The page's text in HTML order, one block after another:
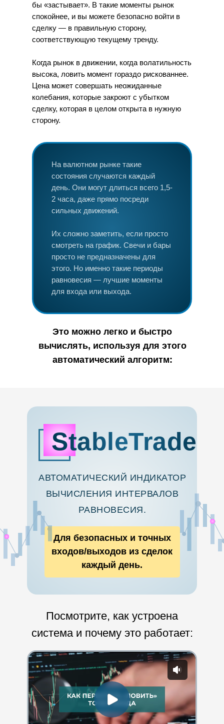
бы «застывает». В такие моменты рынок
спокойнее, и вы можете безопасно войти в
сделку — в правильную сторону,
соответствующую текущему тренду.
Когда рынок в движении, когда волатильность
высока, ловить момент гораздо рискованнее.
Цена может совершать неожиданные
колебания, которые закроют с убытком
сделку, которая в целом открыта в нужную
сторону.
На валютном рынке такие
состояния случаются каждый
день. Они могут длиться всего 1,5-
2 часа, даже прямо посреди
сильных движений.
Их сложно заметить, если просто
смотреть на график. Свечи и бары
просто не предназначены для
этого. Но именно такие периоды
равновесия — лучшие моменты
для входа или выхода.
Это можно легко и быстро
вычислять, используя для этого
автоматический алгоритм:
Для безопасных и точных
входов/выходов из сделок
каждый день.
StableTrade
АВТОМАТИЧЕСКИЙ ИНДИКАТОР
ВЫЧИСЛЕНИЯ ИНТЕРВАЛОВ
РАВНОВЕСИЯ.
Посмотрите, как устроена
система и почему это работает: